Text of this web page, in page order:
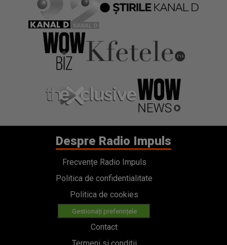
Despre Radio Impuls
Frecvențe Radio Impuls
Politica de confidentialitate
Politica de cookies
Gestionați preferințele
Contact